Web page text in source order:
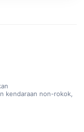
kendaraan non-rokok,